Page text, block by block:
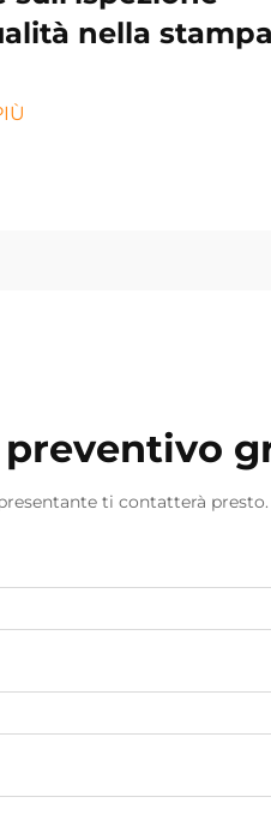
nella stampa
ti contatterà presto.